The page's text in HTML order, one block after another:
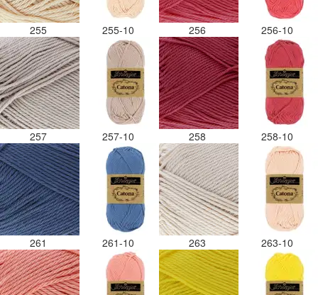
255 255-10 256 256-10
257 257-10 258 258-10
261 261-10 263 263-10